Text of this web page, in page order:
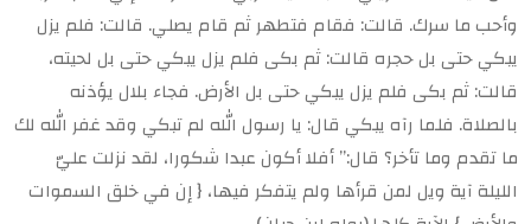
وأحب ما سرك. قالت: فقام فتطهر ثم قام يصلي. قالت: فلم يزل
يبكي حتى بل حجره قالت: ثم بكى فلم يزل يبكي حتى بل لحيته،
قالت: ثم بكى فلم يزل يبكي حتى بل الأرض. فجاء بلال يؤذنه
بالصلاة. فلما رآه يبكي قال: يا رسول الله لم تبكي وقد غفر الله لك
ما تقدم وما تأخر؟ قال:” أفلا أكون عبدا شكورا، لقد نزلت عليّ
الليلة آية ويل لمن قرأها ولم يتفكر فيها، { إن في خلق السموات